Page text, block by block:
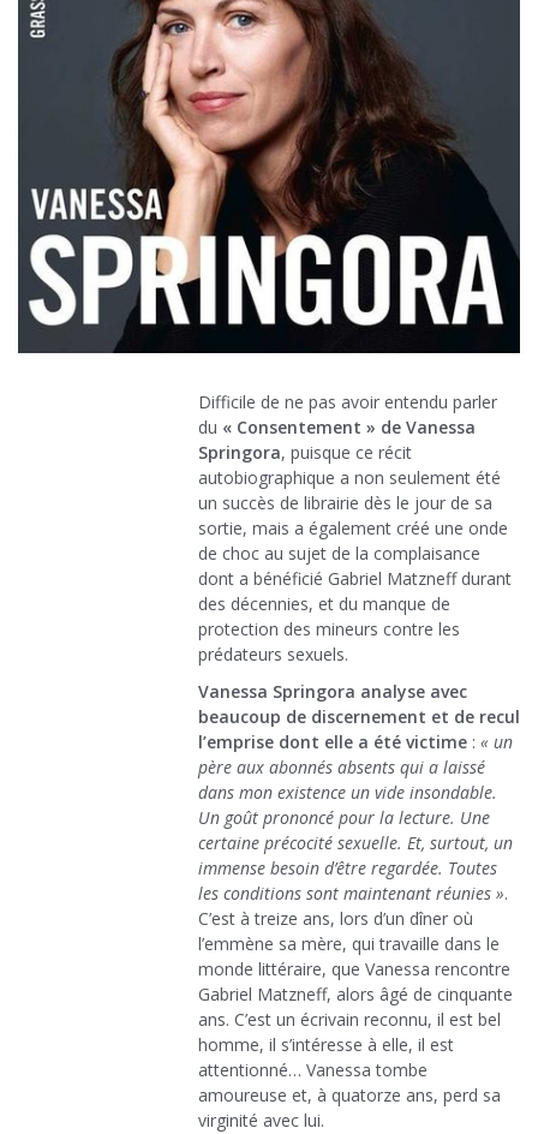
Difficile de ne pas avoir entendu parler
du « Consentement » de Vanessa
Springora, puisque ce récit
autobiographique a non seulement été
un succès de librairie dès le jour de sa
sortie, mais a également créé une onde
de choc au sujet de la complaisance
dont a bénéficié Gabriel Matzneff durant
des décennies, et du manque de
protection des mineurs contre les
prédateurs sexuels.
Vanessa Springora analyse avec
beaucoup de discernement et de recul
l’emprise dont elle a été victime : « un
père aux abonnés absents qui a laissé
dans mon existence un vide insondable.
Un goût prononcé pour la lecture. Une
certaine précocité sexuelle. Et, surtout, un
immense besoin d’être regardée. Toutes
les conditions sont maintenant réunies ».
C’est à treize ans, lors d’un dîner où
l’emmène sa mère, qui travaille dans le
monde littéraire, que Vanessa rencontre
Gabriel Matzneff, alors âgé de cinquante
ans. C’est un écrivain reconnu, il est bel
homme, il s’intéresse à elle, il est
attentionné… Vanessa tombe
amoureuse et, à quatorze ans, perd sa
virginité avec lui.